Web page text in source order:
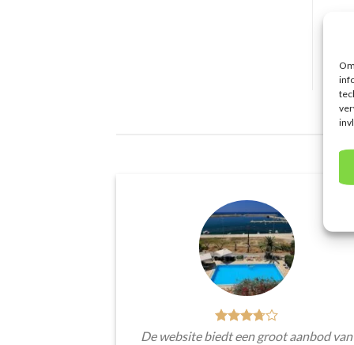
De website biedt een groot aanbod van